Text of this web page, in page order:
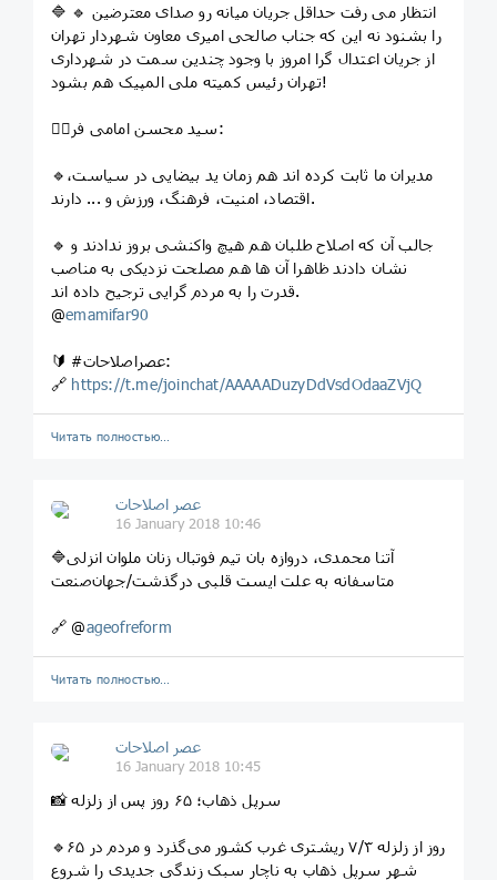
🔷 🔹 انتظار می رفت حداقل جریان میانه رو صدای معترضین
را بشنود نه این که جناب صالحی امیری معاون شهردار تهران
از جریان اعتدال گرا امروز با وجود چندین سمت در شهرداری
تهران رئیس کمیته ملی المپیک هم بشود!
✍🏼سید محسن امامی فر:
🔹مدیران ما ثابت کرده اند هم زمان ید بیضایی در سیاست،
اقتصاد، امنیت، فرهنگ، ورزش و ... دارند.
🔹 جالب آن که اصلاح طلبان هم هیچ واکنشی بروز ندادند و
نشان دادند ظاهرا آن ها هم مصلحت نزدیکی به مناصب
قدرت را به مردم گرایی ترجیح داده اند.
@emamifar90
🔰 #عصراصلاحات:
🔗 https://t.me/joinchat/AAAAADuzyDdVsdOdaaZVjQ
Читать полностью…
عصر اصلاحات
16 January 2018 10:46
🔷آتنا محمدی، دروازه بان تیم فوتبال زنان ملوان انزلی
متاسفانه به علت ایست قلبی درگذشت/جهان‌صنعت
🔗 @ageofreform
Читать полностью…
عصر اصلاحات
16 January 2018 10:45
📸 سرپل ذهاب؛ ۶۵ روز پس از زلزله
🔹۶۵ روز از زلزله ۷/۳ ریشتری غرب کشور می‌گذرد و مردم در
شهر سرپل ذهاب به ناچار سبک زندگی جدیدی را شروع